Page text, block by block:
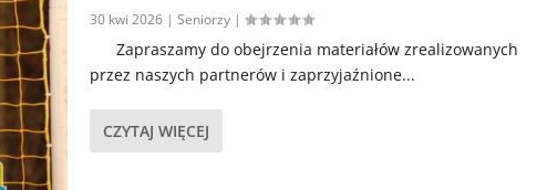
30 kwi 2026| Seniorzy|
Zapraszamy do obejrzenia materiałów zrealizowanych
przez naszych partnerów i zaprzyjaźnione...
CZYTAJ WIĘCEJ